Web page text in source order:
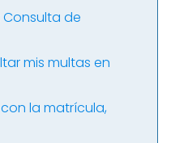
Consulta de
mis multas en
la matrícula,